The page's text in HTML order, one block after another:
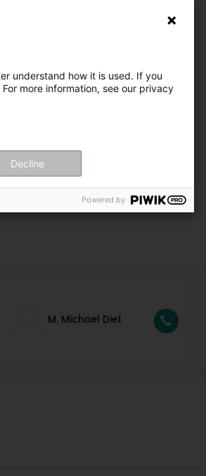
M. Michael Diet
understand how it is used. If you
more information, see our privacy
Decline
Powered by